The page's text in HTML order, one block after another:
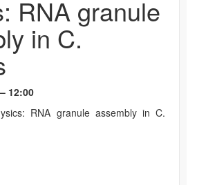
RNA granule
in C.
12:00
RNA granule assembly in C.